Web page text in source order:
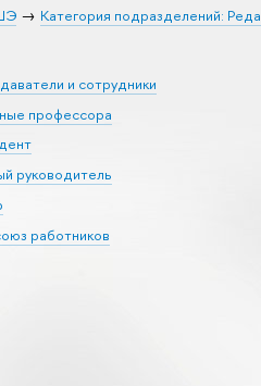
Категория подразделений:
и сотрудники
профессора
руководитель
работников